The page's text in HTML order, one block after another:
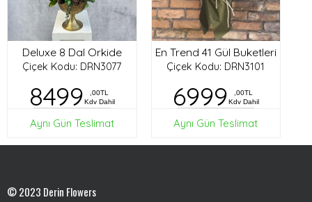
Deluxe 8 Dal Orkide
Çiçek Kodu: DRN3077
8499
,00TL
Kdv Dahil
Aynı Gün Teslimat
En Trend 41 Gül Buketleri
Çiçek Kodu: DRN3101
6999
,00TL
Kdv Dahil
Aynı Gün Teslimat
© 2023 Derin Flowers